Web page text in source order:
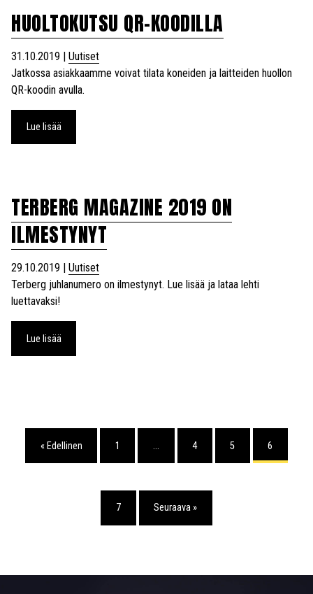
HUOLTOKUTSU QR-KOODILLA
31.10.2019 | Uutiset
Jatkossa asiakkaamme voivat tilata koneiden ja laitteiden huollon
QR-koodin avulla.
Lue lisää
TERBERG MAGAZINE 2019 ON
ILMESTYNYT
29.10.2019
Uutiset
Terberg juhlanumero on ilmestynyt. Lue lisää ja lataa lehti
luettavaksi!
Lue lisää
« Edellinen 1 … 4 5 6
7 Seuraava »